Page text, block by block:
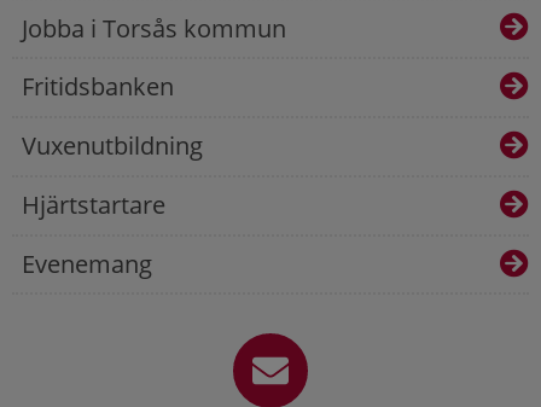
Jobba i Torsås kommun
Fritidsbanken
Vuxenutbildning
Hjärtstartare
Evenemang